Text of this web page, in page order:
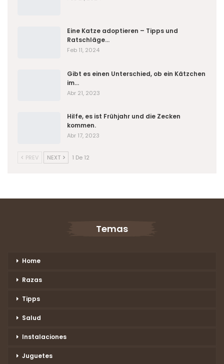
Eine Katze adoptieren – Tipps und
Ratschläge…
Feb 11, 2024
Gibt es einen Unterschied, ob ein Kätzchen
im…
Abr 21, 2023
Hilfe, es ist Frühjahr und die Zecken
kommen.
Abr 17, 2023
PREV NEXT 1 De 12
Temas
Home
Razas
Tipps
Salud
Instalaciones
Juguetes